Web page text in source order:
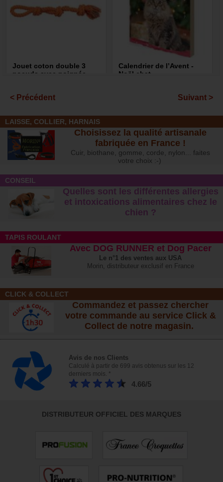
Jouet coton double 3
noeuds avec poignée
Calendrier de l’Avent -
Noël chat
< Précédent Suivant >
LAISSE, COLLIER, HARNAIS
Choisissez la qualité artisanale
fabriquée en France !
Cuir, biothane, gomme, corde, nylon... faites
votre choix :-)
CONSEIL
Quelles sont les différentes allergies
et intoxications alimentaires chez le
chien ?
TAPIS ROULANT
Avec DOG RUNNER et Dog Pacer
Le n°1 des ventes aux USA
Morin, distributeur exclusif en France
CLICK & COLLECT
Commandez et passez chercher
votre commande au service Click &
Collect de notre magasin.
Avis de nos Clients
Calculé à partir de 699 avis obtenus sur les 12
derniers mois. *
4.66/5
DISTRIBUTEUR OFFICIEL DES MARQUES